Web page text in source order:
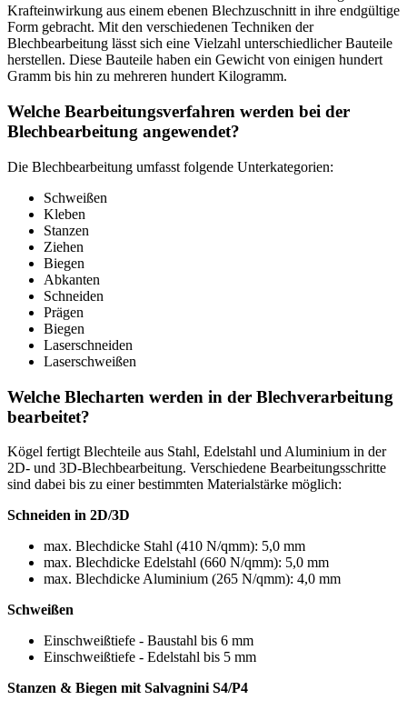
Krafteinwirkung aus einem ebenen Blechzuschnitt in ihre endgültige
Form gebracht. Mit den verschiedenen Techniken der
Blechbearbeitung lässt sich eine Vielzahl unterschiedlicher Bauteile
herstellen. Diese Bauteile haben ein Gewicht von einigen hundert
Gramm bis hin zu mehreren hundert Kilogramm.
Welche Bearbeitungsverfahren werden bei der
Blechbearbeitung angewendet?
Die Blechbearbeitung umfasst folgende Unterkategorien:
Schweißen
Kleben
Stanzen
Ziehen
Biegen
Abkanten
Schneiden
Prägen
Biegen
Laserschneiden
Laserschweißen
Welche Blecharten werden in der Blechverarbeitung
bearbeitet?
Kögel fertigt Blechteile aus Stahl, Edelstahl und Aluminium in der
2D- und 3D-Blechbearbeitung. Verschiedene Bearbeitungsschritte
sind dabei bis zu einer bestimmten Materialstärke möglich:
Schneiden in 2D/3D
max. Blechdicke Stahl (410 N/qmm): 5,0 mm
max. Blechdicke Edelstahl (660 N/qmm): 5,0 mm
max. Blechdicke Aluminium (265 N/qmm): 4,0 mm
Schweißen
Einschweißtiefe - Baustahl bis 6 mm
Einschweißtiefe - Edelstahl bis 5 mm
Stanzen & Biegen mit Salvagnini S4/P4